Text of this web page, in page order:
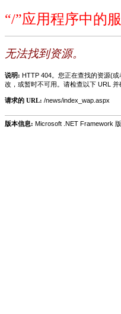
“/”应用程序中的
无法找到资源。
说明: HTTP 404。您正在查找的资源(
改，或暂时不可用。请检查以下 URL 并
请求的 URL: /news/index_wap.aspx
版本信息: Microsoft .NET Framework